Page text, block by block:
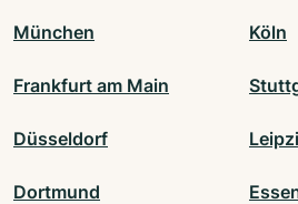
München Köln
Frankfurt am Main
Düsseldorf
Dortmund